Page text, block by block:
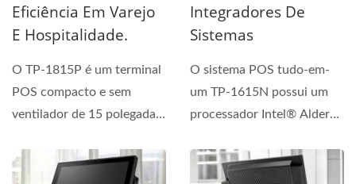
Eficiência Em Varejo
E Hospitalidade.
O TP-1815P é um terminal
POS compacto e sem
ventilador de 15 polegadas,
Integradores De
Sistemas
O sistema POS tudo-em-
um TP-1615N possui um
processador Intel® Alder